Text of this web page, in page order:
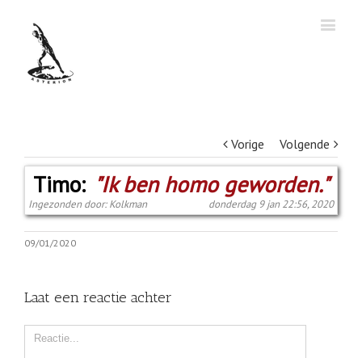
Vorige Volgende
Timo: "Ik ben homo geworden."
Ingezonden door: Kolkman donderdag 9 jan 22:56, 2020
09/01/2020
Laat een reactie achter
Comment